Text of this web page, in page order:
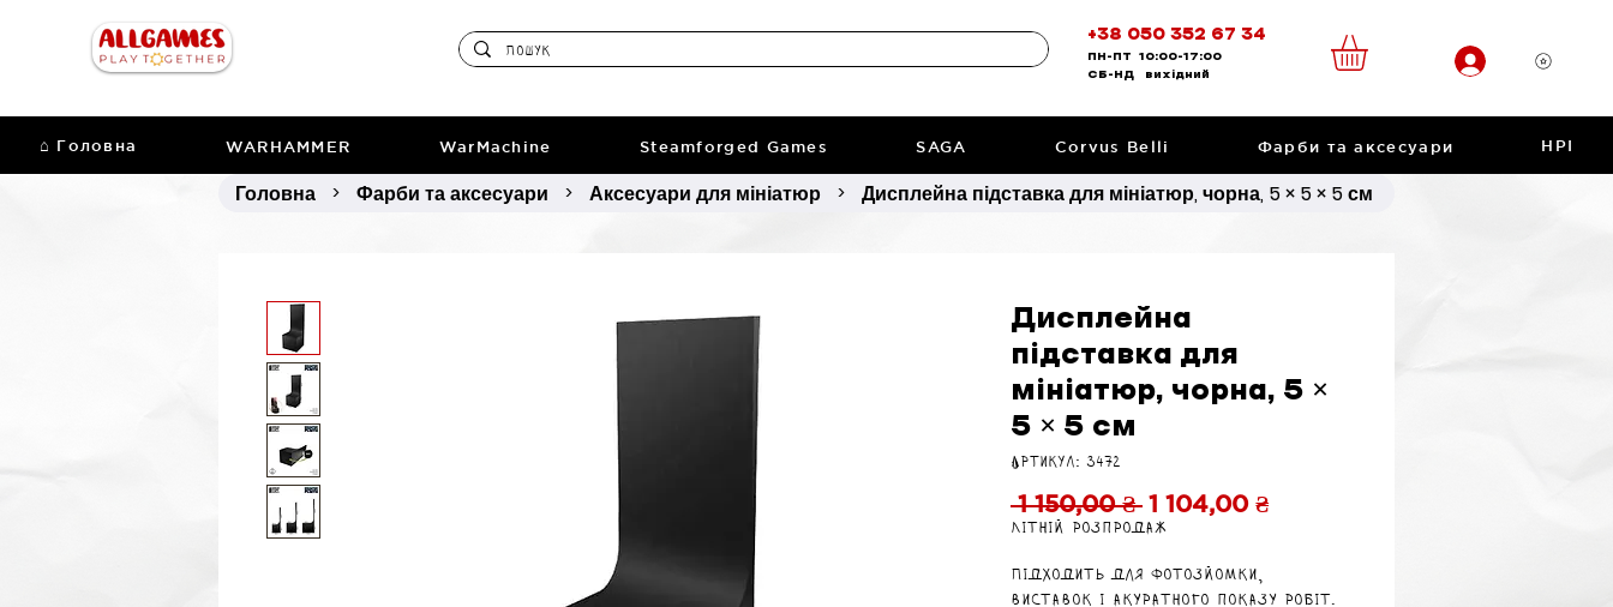
+38 050 352 67 34
ПН-ПТ 10:00-17:00
CБ-НД вихідний
⌂ Головна WARHAMMER WarMachine Steamforged Games SAGA Corvus Belli Фарби та аксесуари НРІ
Головна > Фарби та аксесуари > Аксесуари для мініатюр > Дисплейна підставка для мініатюр, чорна, 5 × 5 × 5 см
Дисплейна
підставка для
мініатюр, чорна, 5 ×
5 × 5 см
Артикул: 3472
1 150,00 ₴ Звичайна
ціна
1 104,00 ₴За
Літній розпродаж
Підходить для фотозйомки,
виставок і акуратного показу робіт.